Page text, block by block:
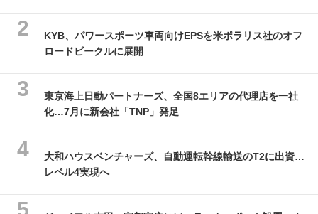
KYB、パワースポーツ車両向けEPSを米ポラリス社のオフ
ロードビークルに展開
東京海上日動パートナーズ、全国8エリアの代理店を一社
化…7月に新会社「TNP」発足
大和ハウスベンチャーズ、自動運転幹線輸送のT2に出資…
レベル4実現へ